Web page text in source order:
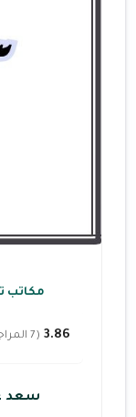
مكاتب
3.86 (7 المراجعات)
سعد